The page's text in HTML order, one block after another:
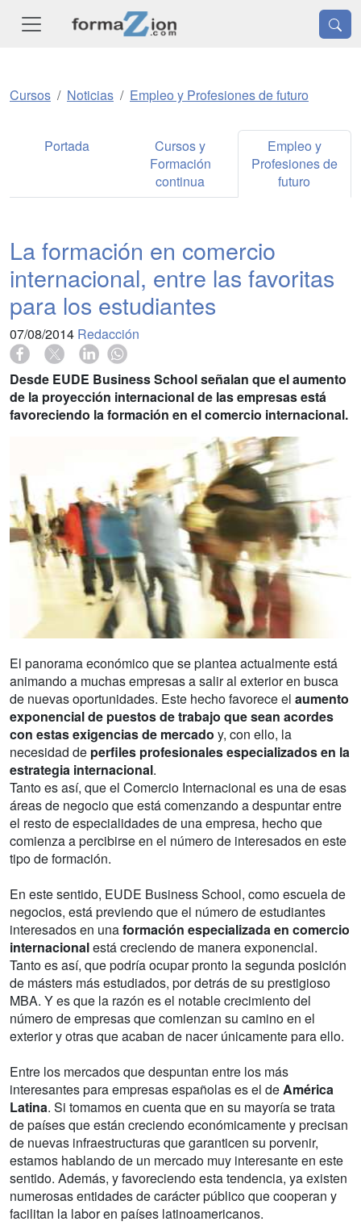
Cursos Noticias Empleo y Profesiones de futuro
Portada
Cursos y
Formación
continua
Empleo y
Profesiones de
futuro
La formación en comercio
internacional, entre las favoritas
para los estudiantes
07/08/2014 Redacción
Desde EUDE Business School señalan que el aumento
de la proyección internacional de las empresas está
favoreciendo la formación en el comercio internacional.
El panorama económico que se plantea actualmente está
animando a muchas empresas a salir al exterior en busca
de nuevas oportunidades. Este hecho favorece el aumento
exponencial de puestos de trabajo que sean acordes
con estas exigencias de mercado y, con ello, la
necesidad de perfiles profesionales especializados en la
estrategia internacional.
Tanto es así, que el Comercio Internacional es una de esas
áreas de negocio que está comenzando a despuntar entre
el resto de especialidades de una empresa, hecho que
comienza a percibirse en el número de interesados en este
tipo de formación.
En este sentido, EUDE Business School, como escuela de
negocios, está previendo que el número de estudiantes
interesados en unaformación especializada en comercio
internacionalestá creciendo de manera exponencial.
Tanto es así, que podría ocupar pronto la segunda posición
de másters más estudiados, por detrás de su prestigioso
MBA. Y es que la razón es el notable crecimiento del
número de empresas que comienzan su camino en el
exterior y otras que acaban de nacer únicamente para ello.
Entre los mercados que despuntan entre los más
interesantes para empresas españolas es el de América
Latina. Si tomamos en cuenta que en su mayoría se trata
de países que están creciendo económicamente y precisan
de nuevas infraestructuras que garanticen su porvenir,
estamos hablando de un mercado muy interesante en este
sentido. Además, y favoreciendo esta tendencia, ya existen
numerosas entidades de carácter público que cooperan y
facilitan la labor en países latinoamericanos.